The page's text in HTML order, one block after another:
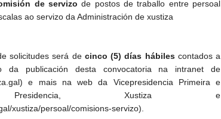
de servizode postos de traballo entre persoal
ao servizo da Administración de xustiza
solicitudes será decinco (5) días hábiles contados a
da publicación desta convocatoria na intranet de
e mais na web da Vicepresidencia Primeira e
Presidencia, Xustiza e
xustiza/persoal/comisions-servizo).